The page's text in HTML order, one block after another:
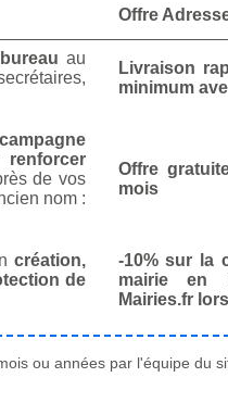
Offre
au
Livraison
minimum
renforcer
de vos
nom :
Offre
mois
création,
de
-10% sur la
mairie en
Mairies.fr
ou années par l'équipe du